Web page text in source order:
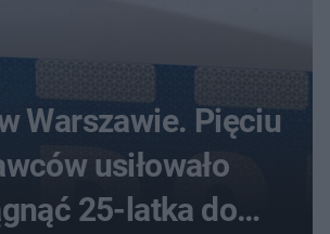
Warszawie. Pięciu
usiłowało
25-latka do